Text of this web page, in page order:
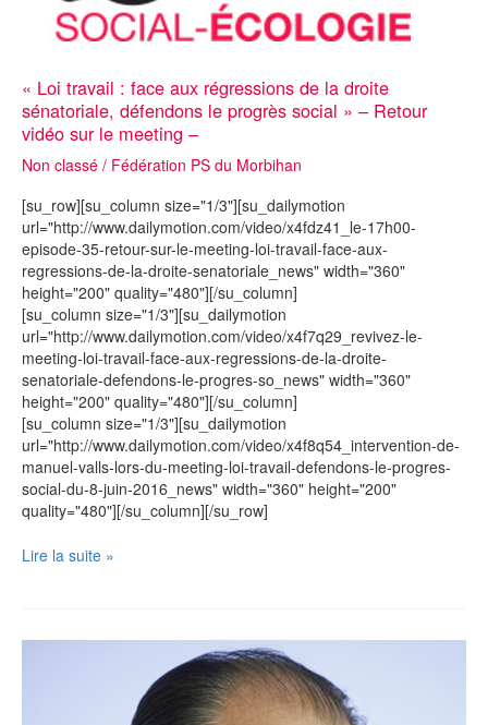
« Loi travail : face aux régressions de la droite
sénatoriale, défendons le progrès social » – Retour
vidéo sur le meeting –
Non classé / Fédération PS du Morbihan
[su_row][su_column size="1/3"][su_dailymotion
url="http://www.dailymotion.com/video/x4fdz41_le-17h00-
episode-35-retour-sur-le-meeting-loi-travail-face-aux-
regressions-de-la-droite-senatoriale_news" width="360"
height="200" quality="480"][/su_column]
[su_column size="1/3"][su_dailymotion
url="http://www.dailymotion.com/video/x4f7q29_revivez-le-
meeting-loi-travail-face-aux-regressions-de-la-droite-
senatoriale-defendons-le-progres-so_news" width="360"
height="200" quality="480"][/su_column]
[su_column size="1/3"][su_dailymotion
url="http://www.dailymotion.com/video/x4f8q54_intervention-de-
manuel-valls-lors-du-meeting-loi-travail-defendons-le-progres-
social-du-8-juin-2016_news" width="360" height="200"
quality="480"][/su_column][/su_row]
«
face
Lire la suite »